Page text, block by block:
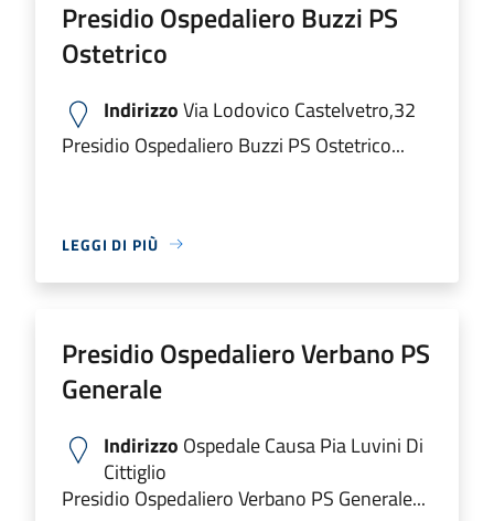
Presidio Ospedaliero Buzzi PS
Ostetrico
IndirizzoVia Lodovico Castelvetro,32
Presidio Ospedaliero Buzzi PS Ostetrico...
LEGGI DI PIÙ
Presidio Ospedaliero Verbano PS
Generale
Indirizzo Ospedale Causa Pia Luvini Di
Cittiglio
Presidio Ospedaliero Verbano PS Generale...